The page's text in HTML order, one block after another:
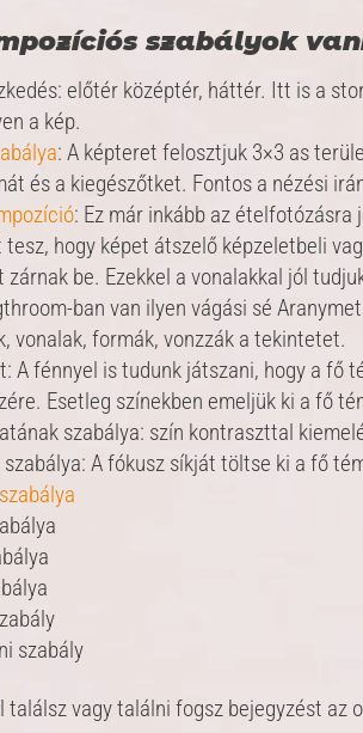
szabályok
előtér középtér, háttér. Itt is a
a kép.
: A képteret felosztjuk 3×3 as
és a kiegészőtket. Fontos a nézési
: Ez már inkább az ételfotózásra
tesz, hogy képet átszelő képzeletbeli
zárnak be. Ezekkel a vonalakkal jól
van ilyen vágási sé
vonalak, formák, vonzzák a tekintetet.
A fénnyel is tudunk játszani, hogy a fő
Esetleg színekben emeljük ki a fő
szabálya: szín kontraszttal
A fókusz síkját töltse ki a fő
szabály
találsz vagy találni fogsz bejegyzést az